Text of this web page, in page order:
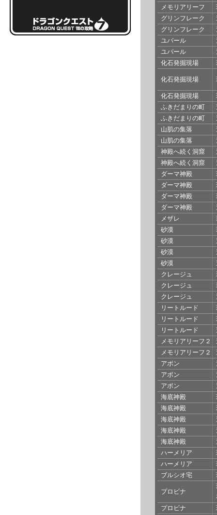
メモリアリーフ
グリンフレーク
グリンフレーク
ユバール
ユバール
化石発掘現場
化石発掘現場
化石発掘現場
ふきだまりの町
ふきだまりの町
山肌の集落
山肌の集落
神殿へ続く洞窟
神殿へ続く洞窟
ダーマ神殿
ダーマ神殿
ダーマ神殿
ダーマ神殿
メザレ
砂漠
砂漠
砂漠
砂漠
クレージュ
クレージュ
クレージュ
リートルード
リートルード
リートルード
メモリアリーフ２
メモリアリーフ２
アボン
アボン
アボン
海底神殿
海底神殿
海底神殿
海底神殿
海底神殿
ハーメリア
ハーメリア
ブルシオ宅
プロビナ
プロビナ